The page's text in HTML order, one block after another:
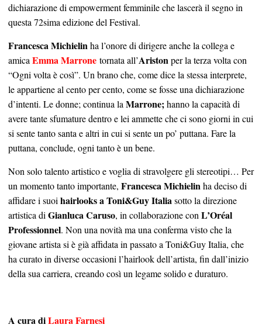
dichiarazione di empowerment femminile che lascerà il segno in
questa 72sima edizione del Festival.
Francesca Michielinha l’onore di dirigere anche la collega e
amicaEmma Marrone tornata all’Aristonper la terza volta con
“Ogni volta è così”. Un brano che, come dice la stessa interprete,
le appartiene al cento per cento, come se fosse una dichiarazione
d’intenti. Le donne; continua laMarrone;hanno la capacità di
avere tante sfumature dentro e lei ammette che ci sono giorni in cui
si sente tanto santa e altri in cui si sente un po’ puttana. Fare la
puttana, conclude, ogni tanto è un bene.
Non solo talento artistico e voglia di stravolgere gli stereotipi… Per
un momento tanto importante, Francesca Michielinha deciso di
affidare i suoihairlooks a Toni&Guy Italiasotto la direzione
artistica diGianluca Caruso, in collaborazione conL’Oréal
Professionnel. Non una novità ma una conferma visto che la
giovane artista si è già affidata in passato a Toni&Guy Italia, che
ha curato in diverse occasioni l’hairlook dell’artista, fin dall’inizio
della sua carriera, creando così un legame solido e duraturo.
A cura diLaura Farnesi